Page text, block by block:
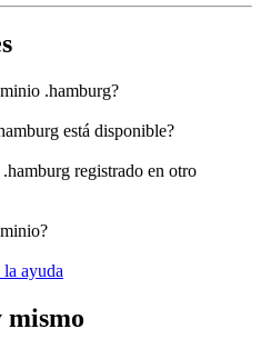
.hamburg?
está disponible?
registrado en otro
ayuda
mismo